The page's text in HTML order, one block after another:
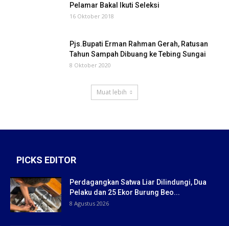
Pelamar Bakal Ikuti Seleksi
16 Oktober 2018
Pjs.Bupati Erman Rahman Gerah, Ratusan
Tahun Sampah Dibuang ke Tebing Sungai
8 Oktober 2020
Muat lebih
PICKS EDITOR
Perdagangkan Satwa Liar Dilindungi, Dua
Pelaku dan 25 Ekor Burung Beo...
8 Agustus 2026